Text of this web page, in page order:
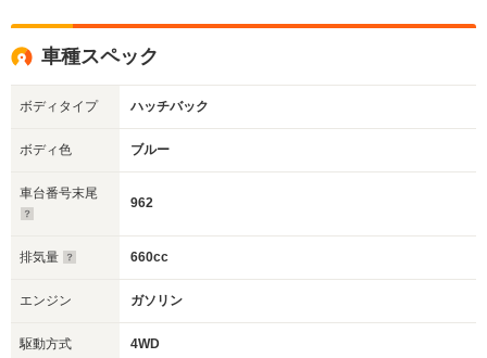
車種スペック
ボディタイプ ハッチバック
ボディ色 ブルー
車台番号末尾
962
排気量 660cc
エンジン ガソリン
駆動方式 4WD